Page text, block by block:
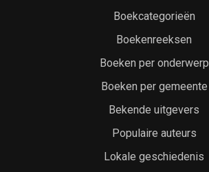
Boekcategorieën
Boekenreeksen
Boeken per onderwerp
Boeken per gemeente
Bekende uitgevers
Populaire auteurs
Lokale geschiedenis